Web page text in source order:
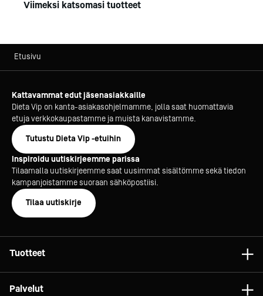
Viimeksi katsomasi tuotteet
Etusivu
Kattavammat edut jäsenasiakkaille
Dieta Vip on kanta-asiakasohjelmamme, jolla saat huomattavia
etuja verkkokaupastamme ja muista kanavistamme.
Tutustu Dieta Vip -etuihin
Inspiroidu uutiskirjeemme parissa
Tilaamalla uutiskirjeemme saat uusimmat sisältömme sekä tiedon
kampanjoistamme suoraan sähköpostiisi.
Tilaa uutiskirje
Tuotteet
Palvelut